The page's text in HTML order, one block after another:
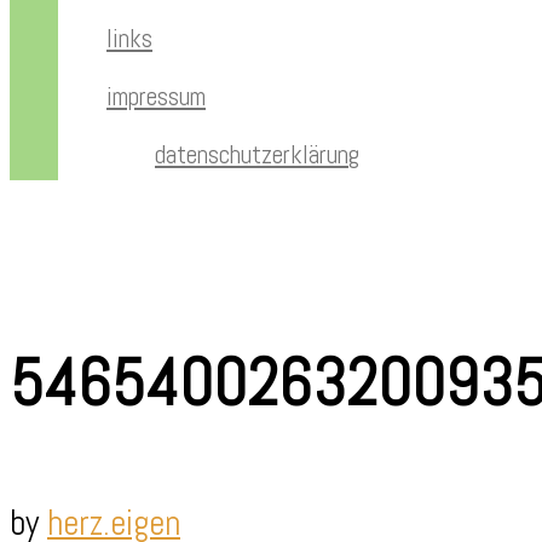
links
impressum
datenschutzerklärung
by herz.eigen